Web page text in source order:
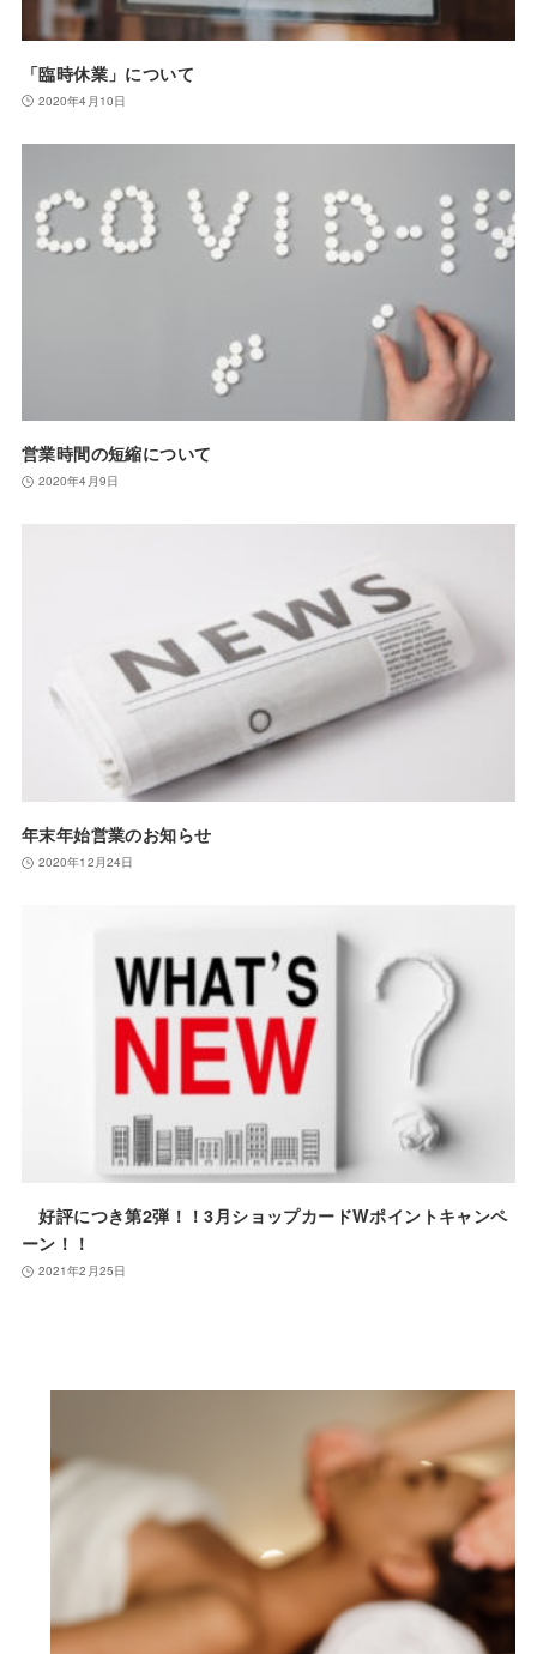
「臨時休業」について
2020年4月10日
営業時間の短縮について
2020年4月9日
年末年始営業のお知らせ
2020年12月24日
好評につき第2弾！！3月ショップカードWポイントキャンペ
ーン！！
2021年2月25日